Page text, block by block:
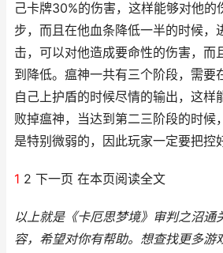
己卡牌30%的伤害，这样能够对他的
步，而且在他血条降低一半的时候，
击，可以对他造成要命性的伤害，而
到降低。瘟神一共有三个阶段，需要
自己上护盾的时候尽情的输出，这样
败掉瘟神，当达到第二三阶段的时候
是特别微弱的，因此玩家一定要把控
1 2 下一页 在本页阅读全文
以上就是《卡厄思梦境》审判之沼通
容，希望对你有帮助。 想查找更多游